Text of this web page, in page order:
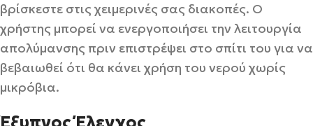
βρίσκεστε στις χειμερινές σας διακοπές. Ο
χρήστης μπορεί να ενεργοποιήσει την λειτουργία
απολύμανσης πριν επιστρέψει στο σπίτι του για να
βεβαιωθεί ότι θα κάνει χρήση του νερού χωρίς
μικρόβια.